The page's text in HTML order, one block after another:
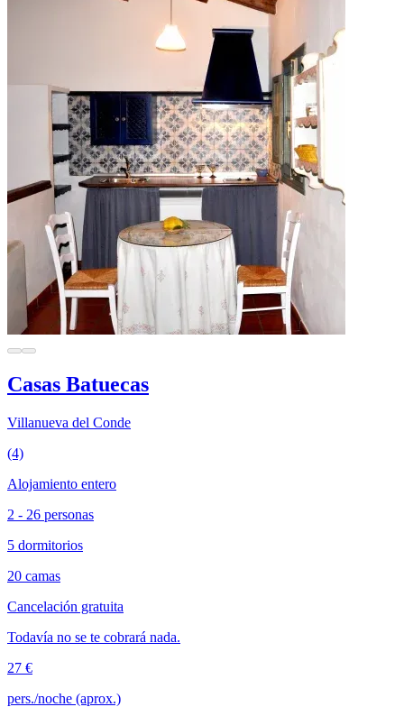
Casas Batuecas
Villanueva del Conde
(4)
Alojamiento entero
2 - 26 personas
5 dormitorios
20 camas
Cancelación gratuita
Todavía no se te cobrará nada.
27 €
pers./noche (aprox.)